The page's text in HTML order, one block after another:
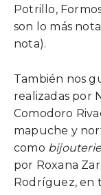
Potrillo,
son lo más
nota).
También nos
realizadas por
Comodoro
mapuche y
como bijouterie
por Roxana
Rodríguez,en